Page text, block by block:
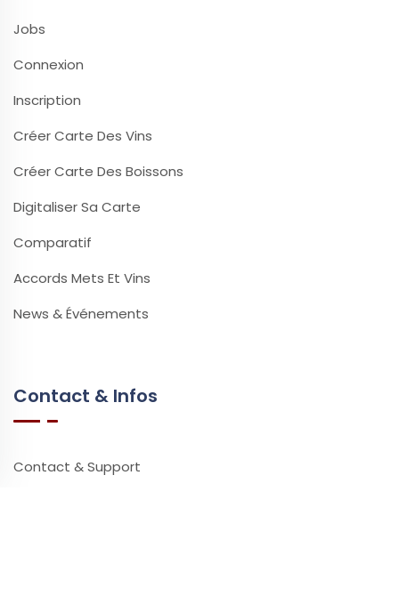
Jobs
Connexion
Inscription
Créer Carte Des Vins
Créer Carte Des Boissons
Digitaliser Sa Carte
Comparatif
Accords Mets Et Vins
News & Événements
Contact & Infos
Contact & Support